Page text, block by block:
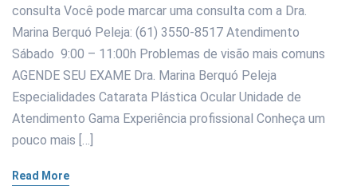
consulta Você pode marcar uma consulta com a Dra.
Marina Berquó Peleja: (61) 3550-8517 Atendimento
Sábado 9:00 – 11:00h Problemas de visão mais comuns
AGENDE SEU EXAME Dra. Marina Berquó Peleja
Especialidades Catarata Plástica Ocular Unidade de
Atendimento Gama Experiência profissional Conheça um
pouco mais […]
Read More